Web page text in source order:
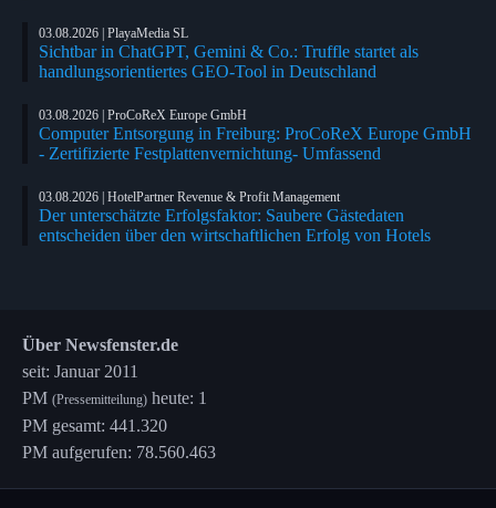
03.08.2026 | PlayaMedia SL
Sichtbar in ChatGPT, Gemini & Co.: Truffle startet als
handlungsorientiertes GEO-Tool in Deutschland
03.08.2026 | ProCoReX Europe GmbH
Computer Entsorgung in Freiburg: ProCoReX Europe GmbH
- Zertifizierte Festplattenvernichtung- Umfassend
03.08.2026 | HotelPartner Revenue & Profit Management
Der unterschätzte Erfolgsfaktor: Saubere Gästedaten
entscheiden über den wirtschaftlichen Erfolg von Hotels
Über Newsfenster.de
seit: Januar 2011
PM (Pressemitteilung) heute: 1
PM gesamt: 441.320
PM aufgerufen: 78.560.463